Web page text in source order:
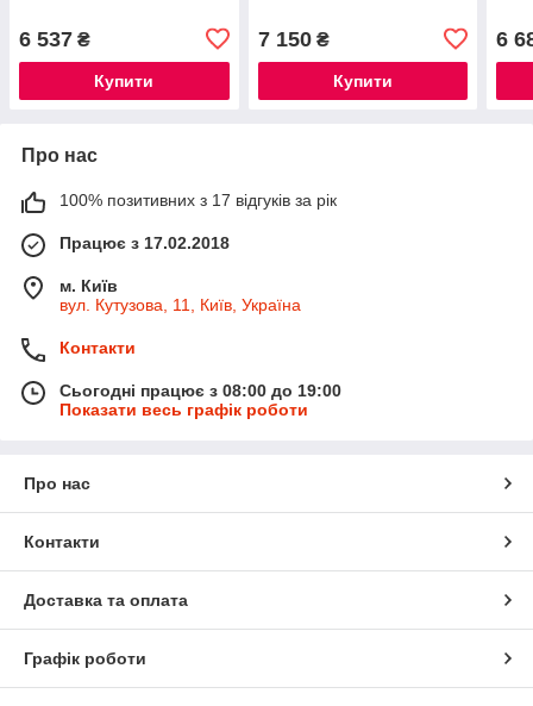
6 537 ₴
Купити
7 150₴
Купити
6
Про нас
100% позитивних з 17 відгуків за рік
Працює з 17.02.2018
м. Київ
вул. Кутузова, 11, Київ, Україна
Контакти
Сьогодні працює з 08:00 до 19:00
Показати весь графік роботи
Про нас
Контакти
Доставка та оплата
Графік роботи